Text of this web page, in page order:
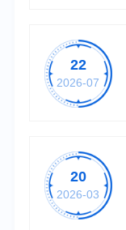
22
2026-07
20
2026-03